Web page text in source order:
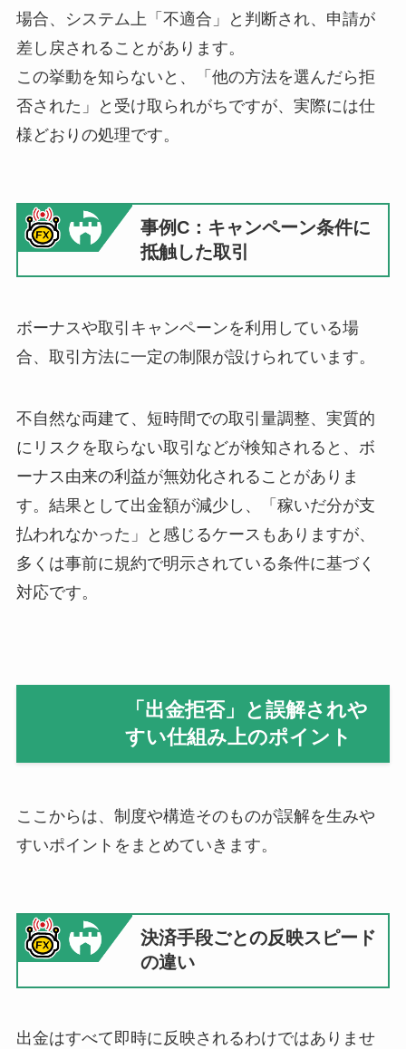
場合、システム上「不適合」と判断され、申請が
差し戻されることがあります。
この挙動を知らないと、「他の方法を選んだら拒
否された」と受け取られがちですが、実際には仕
様どおりの処理です。
事例C：キャンペーン条件に
抵触した取引
ボーナスや取引キャンペーンを利用している場
合、取引方法に一定の制限が設けられています。
不自然な両建て、短時間での取引量調整、実質的
にリスクを取らない取引などが検知されると、ボ
ーナス由来の利益が無効化されることがありま
す。結果として出金額が減少し、「稼いだ分が支
払われなかった」と感じるケースもありますが、
多くは事前に規約で明示されている条件に基づく
対応です。
「出金拒否」と誤解されや
すい仕組み上のポイント
ここからは、制度や構造そのものが誤解を生みや
すいポイントをまとめていきます。
決済手段ごとの反映スピード
の違い
出金はすべて即時に反映されるわけではありませ